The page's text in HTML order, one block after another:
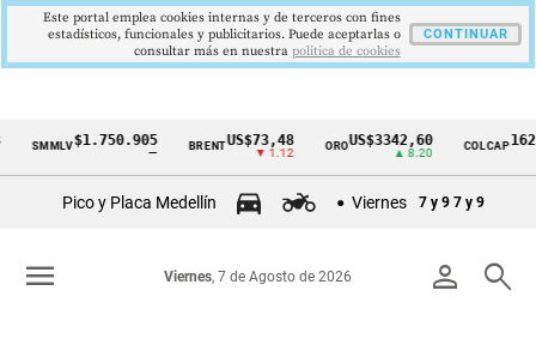
Cintillo
Colombia
$1.750.905 BRENT US$73,48
▼ 1.12
ORO US$3342,60
▲ 8.20
COLCAP1621,34
Pico y Placa Medellín Viernes 7 y 9 7 y 9
person search
Viernes, 7 de Agosto de 2026
menu
Este portal emplea cookies internas y de terceros con fines
estadísticos, funcionales y publicitarios. Puede aceptarlas o
consultar más en nuestra politica de cookies
CONTINUAR